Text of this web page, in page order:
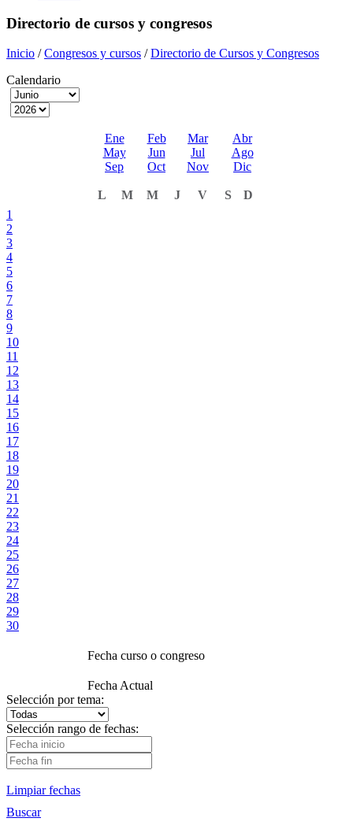
Directorio de cursos y congresos
Inicio /Congresos y cursos /Directorio de Cursos y Congresos
Calendario
Ene Feb Mar
Abr
May
Jun Jul
Ago
Sep
Oct Nov Dic
L M M J V S
D
1
2
3
4
5
6
7
8
9
10
11
12
13
14
15
16
17
18
19
20
21
22
23
24
25
26
27
28
29
30
Fecha curso o congreso
Fecha Actual
Selección por tema:
Selección rango de fechas:
Limpiar fechas
Buscar